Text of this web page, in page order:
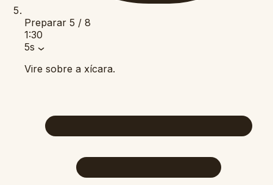
Preparar 5 / 8
1:30
5s
Vire sobre a xícara.